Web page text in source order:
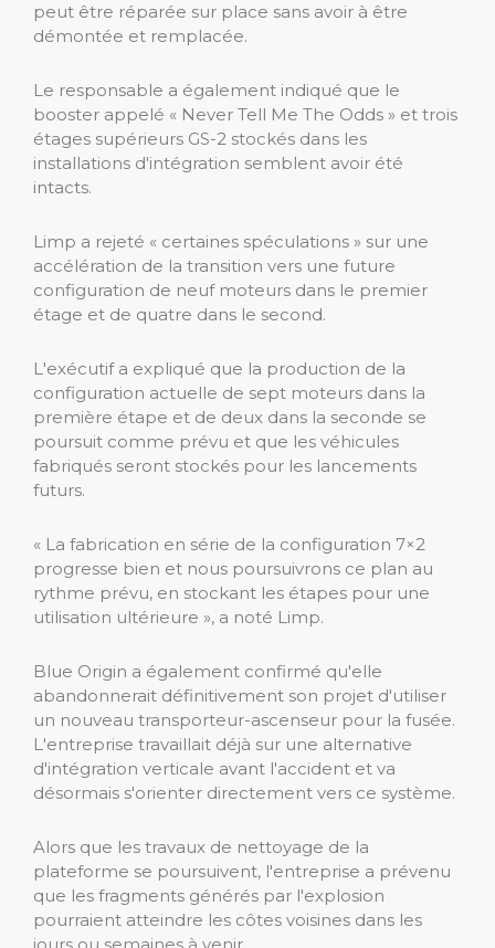
peut être réparée sur place sans avoir à être
démontée et remplacée.
Le responsable a également indiqué que le
booster appelé « Never Tell Me The Odds » et trois
étages supérieurs GS-2 stockés dans les
installations d'intégration semblent avoir été
intacts.
Limp a rejeté « certaines spéculations » sur une
accélération de la transition vers une future
configuration de neuf moteurs dans le premier
étage et de quatre dans le second.
L'exécutif a expliqué que la production de la
configuration actuelle de sept moteurs dans la
première étape et de deux dans la seconde se
poursuit comme prévu et que les véhicules
fabriqués seront stockés pour les lancements
futurs.
« La fabrication en série de la configuration 7×2
progresse bien et nous poursuivrons ce plan au
rythme prévu, en stockant les étapes pour une
utilisation ultérieure », a noté Limp.
Blue Origin a également confirmé qu'elle
abandonnerait définitivement son projet d'utiliser
un nouveau transporteur-ascenseur pour la fusée.
L'entreprise travaillait déjà sur une alternative
d'intégration verticale avant l'accident et va
désormais s'orienter directement vers ce système.
Alors que les travaux de nettoyage de la
plateforme se poursuivent, l'entreprise a prévenu
que les fragments générés par l'explosion
pourraient atteindre les côtes voisines dans les